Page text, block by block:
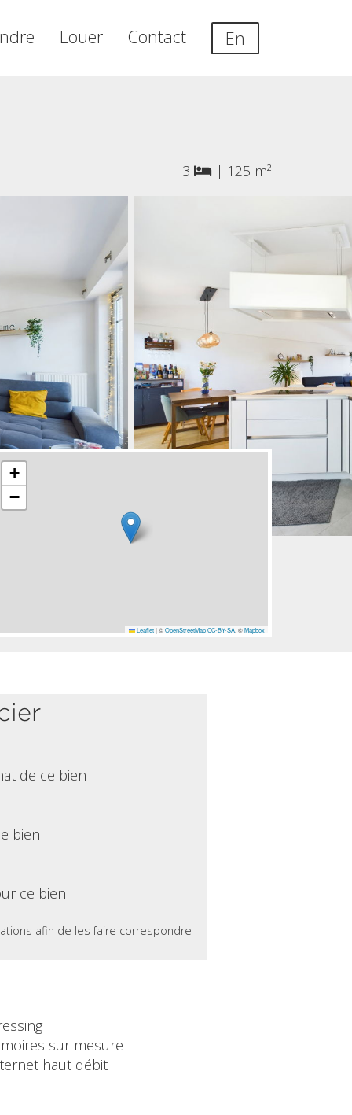
Louer Contact En
3 | 125 m²
+
−
Leaflet |©OpenStreetMap CC-BY-SA, ©Mapbox
de ce bien
bien
ce bien
afin de les faire correspondre
sur mesure
haut débit